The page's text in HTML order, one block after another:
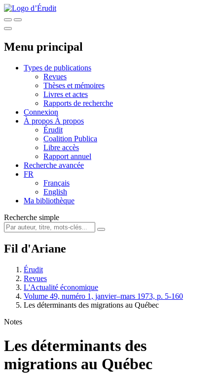
Menu principal
Types de publications
Revues
Thèses et mémoires
Livres et actes
Rapports de recherche
Connexion
À propos À propos
Érudit
Coalition Publica
Libre accès
Rapport annuel
Recherche avancée
FR
Français
English
Ma bibliothèque
Recherche simple
Fil d'Ariane
Érudit
Revues
L'Actualité économique
Volume 49, numéro 1, janvier–mars 1973, p. 5-160
Les déterminants des migrations au Québec
Notes
Les déterminants des
migrations au Québec